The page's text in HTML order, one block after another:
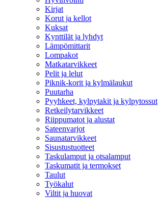
Kirjat
Korut ja kellot
Kuksat
Kynttilät ja lyhdyt
Lämpömittarit
Lompakot
Matkatarvikkeet
Pelit ja lelut
Piknik-korit ja kylmälaukut
Puutarha
Pyyhkeet, kylpytakit ja kylpytossut
Retkeilytarvikkeet
Riippumatot ja alustat
Sateenvarjot
Saunatarvikkeet
Sisustustuotteet
Taskulamput ja otsalamput
Taskumatit ja termokset
Taulut
Työkalut
Viltit ja huovat